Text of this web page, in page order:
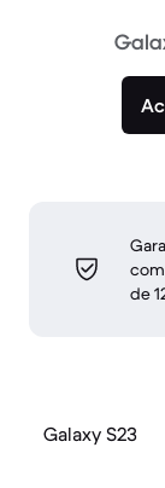
de
Galaxy S23